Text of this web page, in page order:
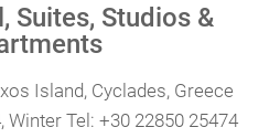
Suites, Studios &
Island, Cyclades, Greece
Winter Tel: +30 22850 25474